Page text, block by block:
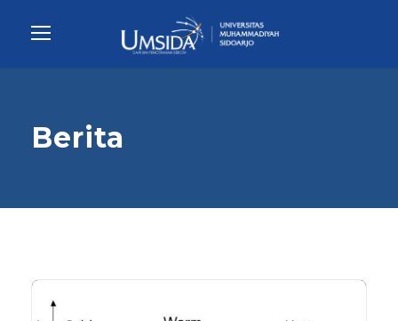
Berita